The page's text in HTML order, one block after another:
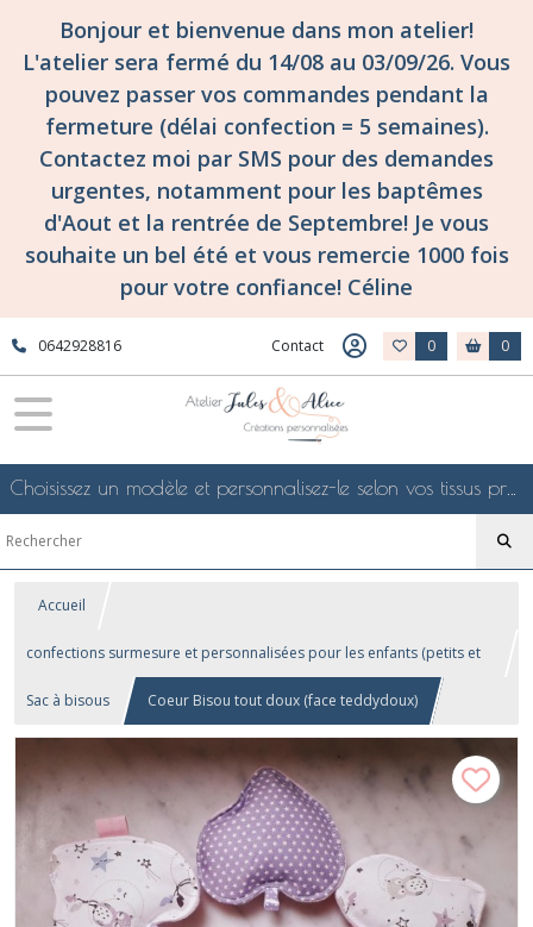
Bonjour et bienvenue dans mon atelier!
L'atelier sera fermé du 14/08 au 03/09/26. Vous
pouvez passer vos commandes pendant la
fermeture (délai confection = 5 semaines).
Contactez moi par SMS pour des demandes
urgentes, notamment pour les baptêmes
d'Aout et la rentrée de Septembre! Je vous
souhaite un bel été et vous remercie 1000 fois
pour votre confiance! Céline
0642928816 Contact 0 0
Choisissez un modèle et personnalisez-le selon vos tissus préférés de mes collections en ligne, je le confectionnerai selon vos souhaits
Accueil
confections surmesure et personnalisées pour les enfants (petits et
grands!)...
Sac à bisous Coeur Bisou tout doux (face teddydoux)